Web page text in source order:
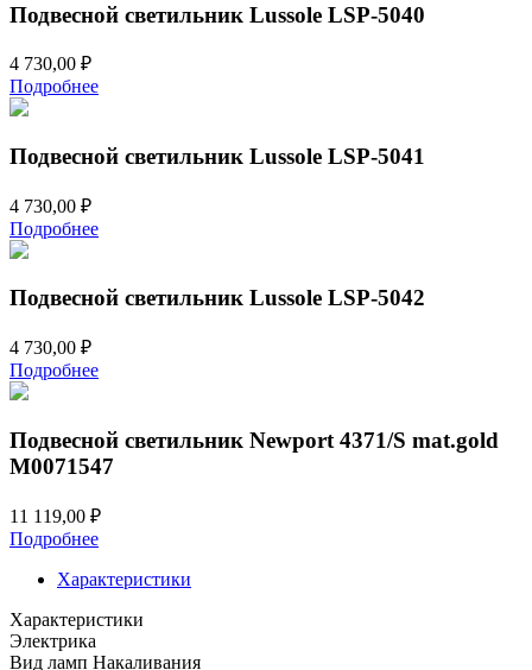
Подвесной светильник Lussole LSP-5040
4 730,00 ₽
Подробнее
Подвесной светильник Lussole LSP-5041
4 730,00 ₽
Подробнее
Подвесной светильник Lussole LSP-5042
4 730,00 ₽
Подробнее
Подвесной светильник Newport 4371/S mat.gold
М0071547
11 119,00 ₽
Подробнее
Характеристики
Характеристики
Электрика
Вид ламп Накаливания